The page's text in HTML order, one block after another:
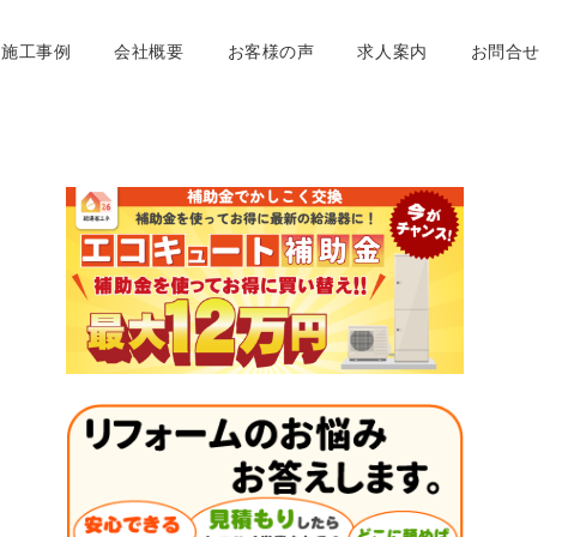
施工事例 会社概要 お客様の声 求人案内 お問合せ